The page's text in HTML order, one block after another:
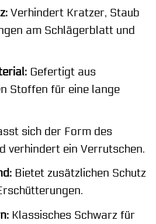
Verhindert Kratzer, Staub
am Schlägerblatt und
Gefertigt aus
Stoffen für eine lange
sich der Form des
verhindert ein Verrutschen.
Bietet zusätzlichen Schutz
Klassisches Schwarz für